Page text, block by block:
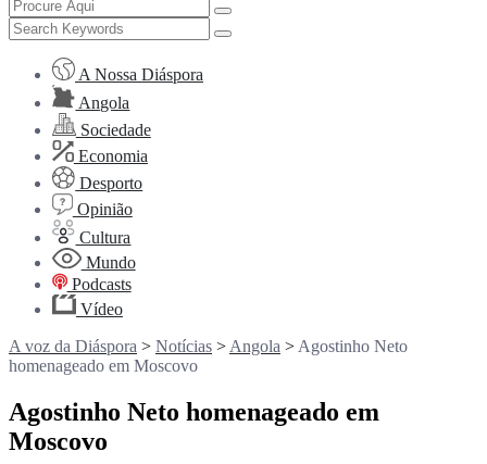
A Nossa Diáspora
Angola
Sociedade
Economia
Desporto
Opinião
Cultura
Mundo
Podcasts
Vídeo
A voz da Diáspora > Notícias > Angola > Agostinho Neto
homenageado em Moscovo
Agostinho Neto homenageado em
Moscovo